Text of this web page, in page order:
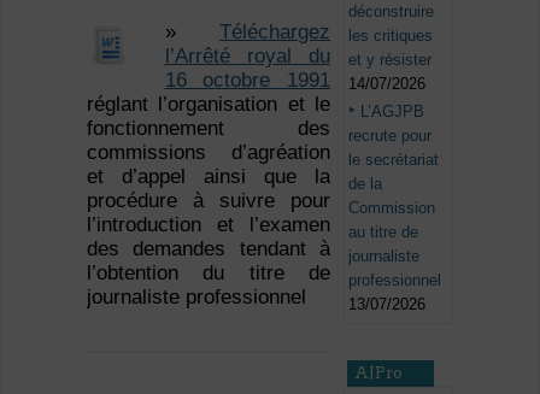
»Téléchargez
l’Arrêté royal du
16 octobre 1991
réglant l’organisation et le
fonctionnement des
commissions d’agréation
et d’appel ainsi que la
procédure à suivre pour
l’introduction et l’examen
des demandes tendant à
l’obtention du titre de
journaliste professionnel
déconstruire
les critiques
et y résister
14/07/2026
L’AGJPB
recrute pour
le secrétariat
de la
Commission
au titre de
journaliste
professionnel
13/07/2026
AJPro